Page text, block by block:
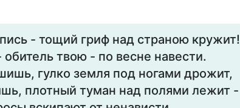
- тощий гриф над страною кружит!
обитель твою - по весне навести.
гулко земля под ногами дрожит,
плотный туман над полями лежит -